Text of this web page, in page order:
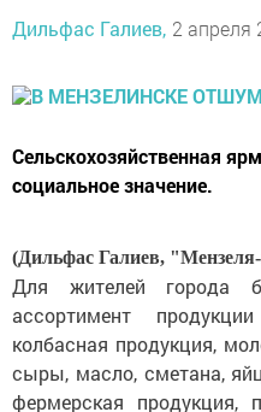
Дильфас Галиев, 2 апреля
Сельскохозяйственная
социальное значение.
(Дильфас Галиев,
Для жителей города
ассортимент
колбасная продукция,
сыры, масло, сметана,
фермерская продукция,